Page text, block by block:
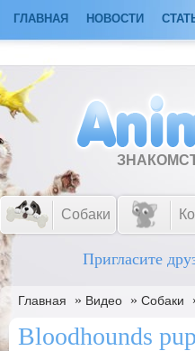
ГЛАВНАЯ НОВОСТИ
Собаки
Пригласите
Главная » Видео » Собаки
Bloodhounds